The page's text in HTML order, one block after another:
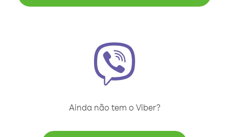
Ainda não tem o Viber?